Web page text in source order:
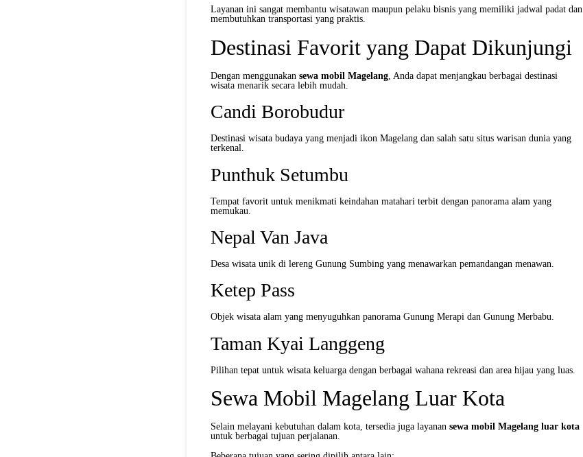
Layanan ini sangat membantu wisatawan maupun pelaku bisnis yang memiliki jadwal padat dan
membutuhkan transportasi yang praktis.
Destinasi Favorit yang Dapat Dikunjungi
Dengan menggunakan sewa mobil Magelang , Anda dapat menjangkau berbagai destinasi
wisata menarik secara lebih mudah.
Candi Borobudur
Destinasi wisata budaya yang menjadi ikon Magelang dan salah satu situs warisan dunia yang
terkenal.
Punthuk Setumbu
Tempat favorit untuk menikmati keindahan matahari terbit dengan panorama alam yang
memukau.
Nepal Van Java
Desa wisata unik di lereng Gunung Sumbing yang menawarkan pemandangan menawan.
Ketep Pass
Objek wisata alam yang menyuguhkan panorama Gunung Merapi dan Gunung Merbabu.
Taman Kyai Langgeng
Pilihan tepat untuk wisata keluarga dengan berbagai wahana rekreasi dan area hijau yang luas.
Sewa Mobil Magelang Luar Kota
Selain melayani kebutuhan dalam kota, tersedia juga layanan sewa mobil Magelang luar kota
untuk berbagai tujuan perjalanan.